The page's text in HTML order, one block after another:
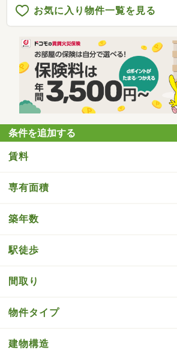
お気に入り物件一覧を見る
条件を追加する
賃料
専有面積
築年数
駅徒歩
間取り
物件タイプ
建物構造